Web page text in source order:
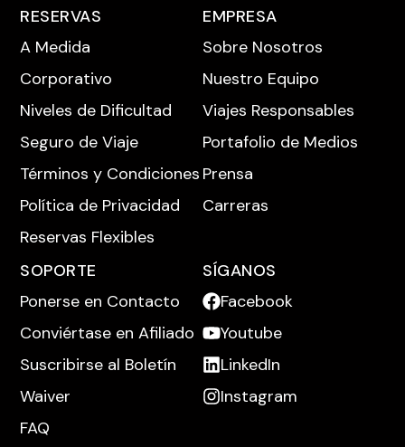
SEGUIR LEYENDO
RESERVAS
A Medida
Corporativo
Niveles de Dificultad
Seguro de Viaje
Términos y Condiciones
Política de Privacidad
Reservas Flexibles
EMPRESA
Sobre Nosotros
Nuestro Equipo
Viajes Responsables
Portafolio de Medios
Prensa
Carreras
SOPORTE
Ponerse en Contacto
Conviértase en Afiliado
Suscribirse al Boletín
Waiver
FAQ
SÍGANOS
Facebook
Youtube
LinkedIn
Instagram